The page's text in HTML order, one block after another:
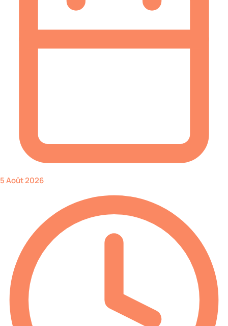
5 Août 2026